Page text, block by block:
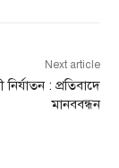
Next article
: প্রতিবাদে
মানববন্ধন